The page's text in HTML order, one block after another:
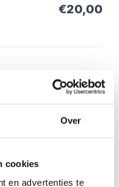
Over
cookies
en advertenties te
€20,00
combineert een warme,
rustige uitstraling. De
interieurstijlen. Het
in de kleur